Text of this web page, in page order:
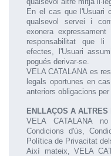
En el cas que l'Usuari
qualsevol servei i
exonera
responsabilitat que li
efectes, l'Usuari
pogués derivar-se.
VELA CATALANA es
legals oportunes en
anteriors obligacions
ENLLAÇOS A
VELA CATALANA
Condicions d'ús,
Política de Privacitat
Així mateix, VELA